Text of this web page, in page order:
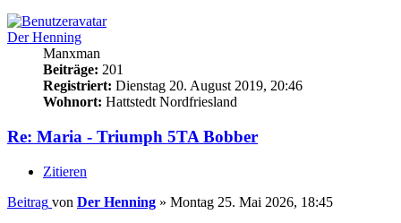
Der Henning
Manxman
Beiträge: 201
Registriert: Dienstag 20. August 2019, 20:46
Wohnort: Hattstedt Nordfriesland
Re: Maria - Triumph 5TA Bobber
Zitieren
Beitrag von Der Henning » Montag 25. Mai 2026, 18:45